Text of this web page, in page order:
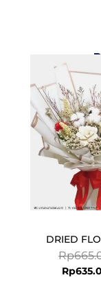
DRIED
Rp
Rp